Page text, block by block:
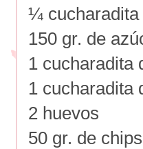
¼
150 gr. de
1 cucharadita
1 cucharadita
2 huevos
50 gr. de